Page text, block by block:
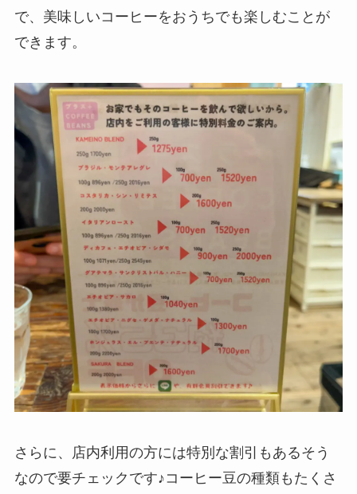
で、美味しいコーヒーをおうちでも楽しむことが
できます。
さらに、店内利用の方には特別な割引もあるそう
なので要チェックです♪コーヒー豆の種類もたくさ